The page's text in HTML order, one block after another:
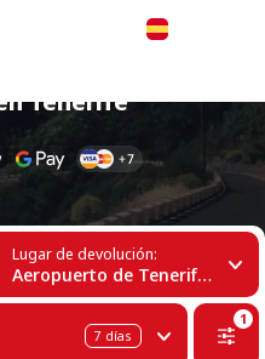
Tenerife
Lugar de devolución:
Aeropuerto de Tenerife Sur (TFS)
7 días
1